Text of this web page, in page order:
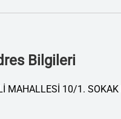
Bilgileri
MAHALLESİ 10/1.